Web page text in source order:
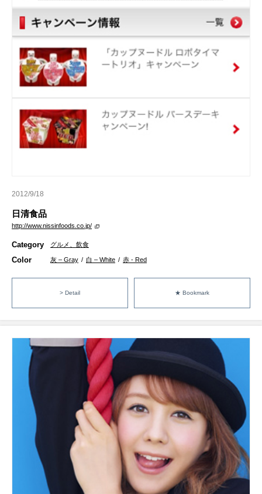
2012/9/18
日清食品
http://www.nissinfoods.co.jp/
Category グルメ、飲食
Color 灰 – Gray / 白 – White / 赤 - Red
> Detail ★ Bookmark